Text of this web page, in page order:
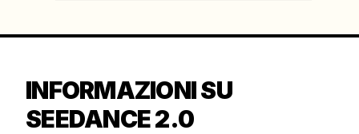
INFORMAZIONI SU
SEEDANCE 2.0